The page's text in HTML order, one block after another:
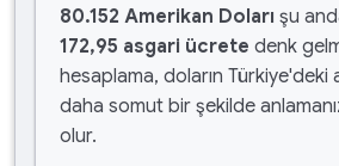
80.152 Amerikan Doları şu
172,95 asgari ücrete denk
hesaplama, doların Türkiye'deki
daha somut bir şekilde
olur.